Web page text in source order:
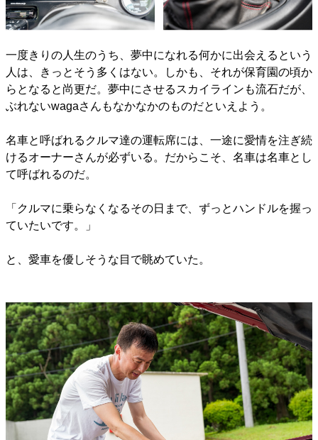
一度きりの人生のうち、夢中になれる何かに出会えるという
人は、きっとそう多くはない。しかも、それが保育園の頃か
らとなると尚更だ。夢中にさせるスカイラインも流石だが、
ぶれないwagaさんもなかなかのものだといえよう。
名車と呼ばれるクルマ達の運転席には、一途に愛情を注ぎ続
けるオーナーさんが必ずいる。だからこそ、名車は名車とし
て呼ばれるのだ。
「クルマに乗らなくなるその日まで、ずっとハンドルを握っ
ていたいです。」
と、愛車を優しそうな目で眺めていた。